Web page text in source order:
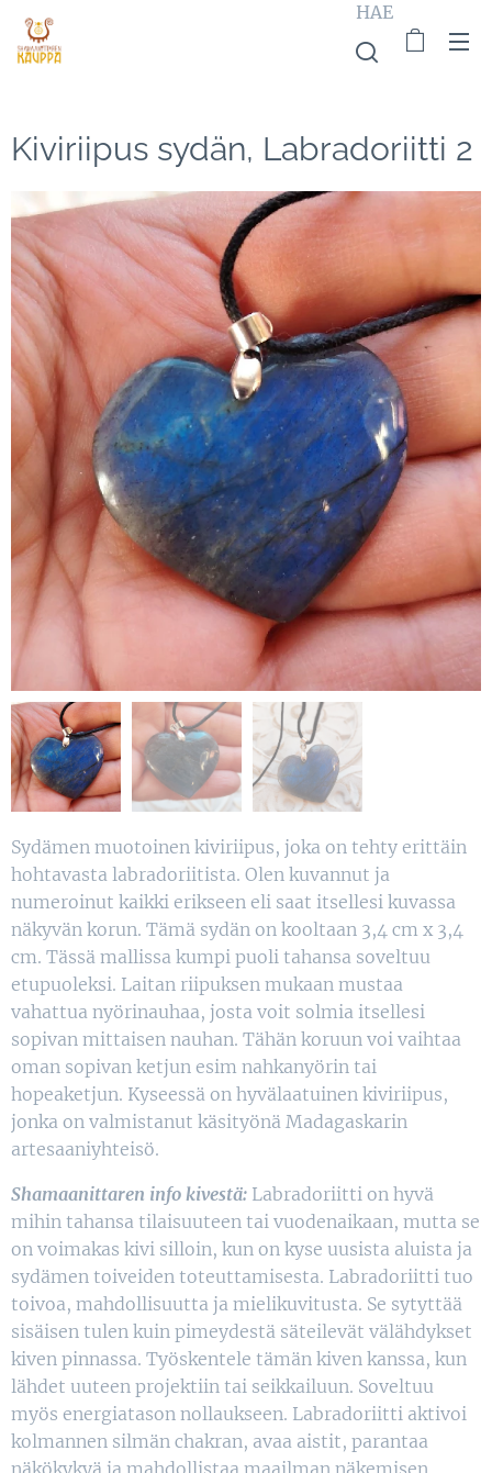
HAE
Kiviriipus sydän, Labradoriitti 2
Sydämen muotoinen kiviriipus, joka on tehty erittäin
hohtavasta labradoriitista. Olen kuvannut ja
numeroinut kaikki erikseen eli saat itsellesi kuvassa
näkyvän korun. Tämä sydän on kooltaan 3,4 cm x 3,4
cm. Tässä mallissa kumpi puoli tahansa soveltuu
etupuoleksi. Laitan riipuksen mukaan mustaa
vahattua nyörinauhaa, josta voit solmia itsellesi
sopivan mittaisen nauhan. Tähän koruun voi vaihtaa
oman sopivan ketjun esim nahkanyörin tai
hopeaketjun. Kyseessä on hyvälaatuinen kiviriipus,
jonka on valmistanut käsityönä Madagaskarin
artesaaniyhteisö.
Shamaanittaren info kivestä: Labradoriitti on hyvä
mihin tahansa tilaisuuteen tai vuodenaikaan, mutta se
on voimakas kivi silloin, kun on kyse uusista aluista ja
sydämen toiveiden toteuttamisesta. Labradoriitti tuo
toivoa, mahdollisuutta ja mielikuvitusta. Se sytyttää
sisäisen tulen kuin pimeydestä säteilevät välähdykset
kiven pinnassa. Työskentele tämän kiven kanssa, kun
lähdet uuteen projektiin tai seikkailuun. Soveltuu
myös energiatason nollaukseen. Labradoriitti aktivoi
kolmannen silmän chakran, avaa aistit, parantaa
näkökykyä ja mahdollistaa maailman näkemisen